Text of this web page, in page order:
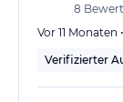
8
Vor 11
Verifizierter